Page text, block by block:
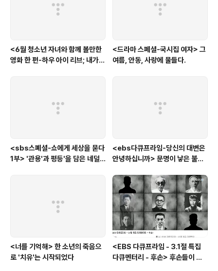
<6월 청소년 자녀와 함께 볼만한
영화 한 편-하우 아이 리브; 내가
<드라마 스페셜-국시집 여자> 그
여름, 안동, 사랑에 물들다.
<sbs스폐셜-쇼에게 세상을 묻다
1부> '관용'과 평등'을 담은 네덜
<ebs다큐프라임-당신의 대변은
안녕하십니까> 문명이 낳은 불치
<너를 기억해> 한 소년의 죽음으
로 '치유'는 시작되었다
<EBS 다큐프라임 - 3.1절 특집
다큐멘터리 - 후손> 후손들이 말